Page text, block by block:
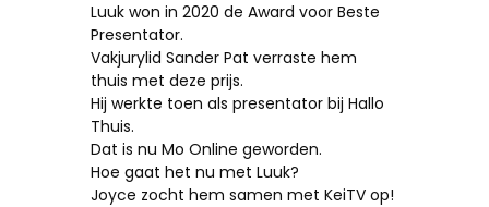
Luuk won in 2020 de Award voor Beste
Presentator.
Vakjurylid Sander Pat verraste hem
thuis met deze prijs.
Hij werkte toen als presentator bij Hallo
Thuis.
Dat is nu Mo Online geworden.
Hoe gaat het nu met Luuk?
Joyce zocht hem samen met KeiTV op!